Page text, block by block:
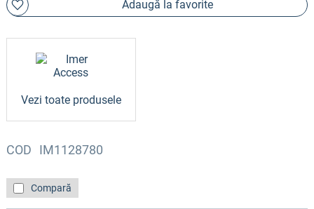
Compară
COD IM1128780
Adaugă la favorite
Vezi toate produsele